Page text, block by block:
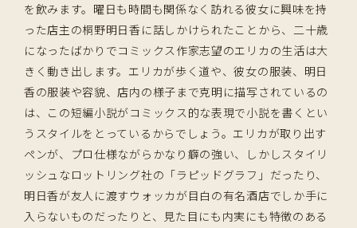
を飲みます。曜日も時間も関係なく訪れる彼女に興味を持
った店主の桐野明日香に話しかけられたことから、二十歳
になったばかりでコミックス作家志望のエリカの生活は大
きく動き出します。エリカが歩く道や、彼女の服装、明日
香の服装や容貌、店内の様子まで克明に描写されているの
は、この短編小説がコミックス的な表現で小説を書くとい
うスタイルをとっているからでしょう。エリカが取り出す
ペンが、プロ仕様ながらかなり癖の強い、しかしスタイリ
ッシュなロットリング社の「ラピッドグラフ」だったり、
明日香が友人に渡すウォッカが目白の有名酒店でしか手に
入らないものだったりと、見た目にも内実にも特徴のある